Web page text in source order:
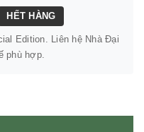
HẾT HÀNG
Edition. Liên hệ Nhà Đại
phù hợp.